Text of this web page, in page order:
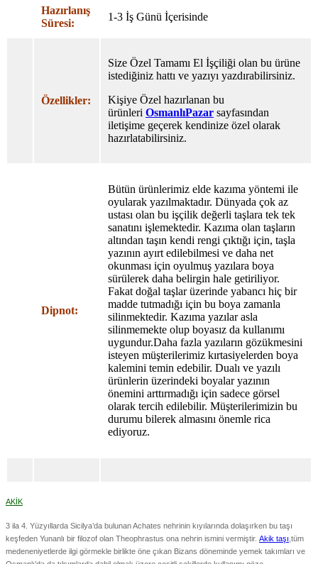
Hazırlanış
Süresi:
1-3 İş Günü İçerisinde
Özellikler:
Size Özel Tamamı El İşçiliği olan bu ürüne
istediğiniz hattı ve yazıyı yazdırabilirsiniz.
Kişiye Özel hazırlanan bu
ürünleri OsmanlıPazar sayfasından
iletişime geçerek kendinize özel olarak
hazırlatabilirsiniz.
Dipnot:
Bütün ürünlerimiz elde kazıma yöntemi ile
oyularak yazılmaktadır. Dünyada çok az
ustası olan bu işçilik değerli taşlara tek tek
sanatını işlemektedir. Kazıma olan taşların
altından taşın kendi rengi çıktığı için, taşla
yazının ayırt edilebilmesi ve daha net
okunması için oyulmuş yazılara boya
sürülerek daha belirgin hale getiriliyor.
Fakat doğal taşlar üzerinde yabancı hiç bir
madde tutmadığı için bu boya zamanla
silinmektedir. Kazıma yazılar asla
silinmemekte olup boyasız da kullanımı
uygundur.Daha fazla yazıların gözükmesini
isteyen müşterilerimiz kırtasiyelerden boya
kalemini temin edebilir. Dualı ve yazılı
ürünlerin üzerindeki boyalar yazının
önemini arttırmadığı için sadece görsel
olarak tercih edilebilir. Müşterilerimizin bu
durumu bilerek almasını önemle rica
ediyoruz.
AKİK
3 ila 4. Yüzyıllarda Sicilya’da bulunan Achates nehrinin kıyılarında dolaşırken bu taşı
keşfeden Yunanlı bir filozof olan Theophrastus ona nehrin ismini vermiştir. Akik taşı ,tüm
medeneniyetlerde ilgi görmekle birlikte öne çıkan Bizans döneminde yemek takımları ve